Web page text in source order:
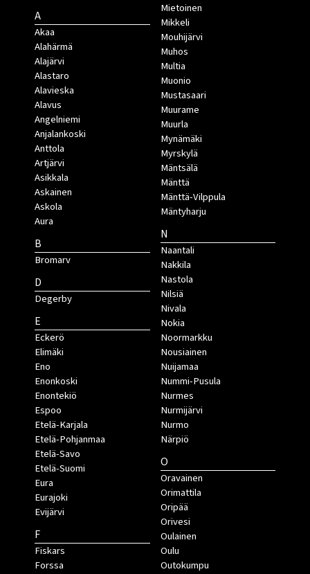
A
Akaa
Alahärmä
Alajärvi
Alastaro
Alavieska
Alavus
Angelniemi
Anjalankoski
Anttola
Artjärvi
Asikkala
Askainen
Askola
Aura
B
Bromarv
D
Degerby
E
Eckerö
Elimäki
Eno
Enonkoski
Enontekiö
Espoo
Etelä-Karjala
Etelä-Pohjanmaa
Etelä-Savo
Etelä-Suomi
Eura
Eurajoki
Evijärvi
F
Fiskars
Forssa
Mietoinen
Mikkeli
Mouhijärvi
Muhos
Multia
Muonio
Mustasaari
Muurame
Muurla
Mynämäki
Myrskylä
Mäntsälä
Mänttä
Mänttä-Vilppula
Mäntyharju
N
Naantali
Nakkila
Nastola
Nilsiä
Nivala
Nokia
Noormarkku
Nousiainen
Nuijamaa
Nummi-Pusula
Nurmes
Nurmijärvi
Nurmo
Närpiö
O
Oravainen
Orimattila
Oripää
Orivesi
Oulainen
Oulu
Outokumpu